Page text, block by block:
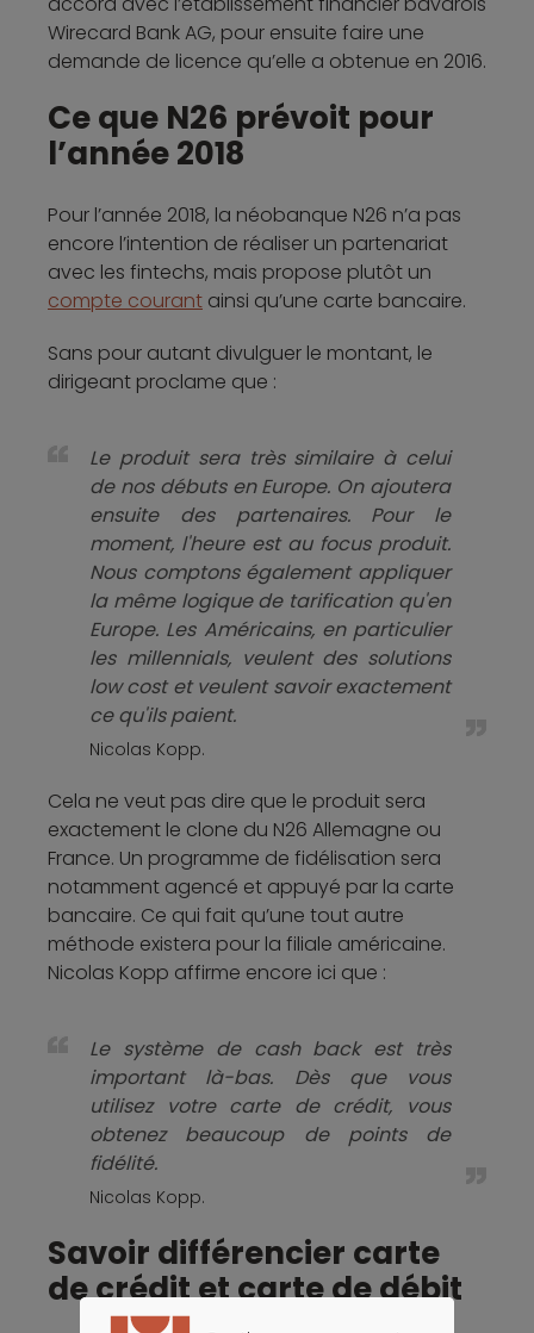
Wirecard Bank AG, pour ensuite faire une
demande de licence qu’elle a obtenue en 2016.
Ce que N26 prévoit pour
l’année 2018
Pour l’année 2018, la néobanque N26 n’a pas
encore l’intention de réaliser un partenariat
avec les fintechs, mais propose plutôt un
compte courant ainsi qu’une carte bancaire.
Sans pour autant divulguer le montant, le
dirigeant proclame que :
Le produit sera très similaire à celui
de nos débuts en Europe. On ajoutera
ensuite des partenaires. Pour le
moment, l'heure est au focus produit.
Nous comptons également appliquer
la même logique de tarification qu'en
Europe. Les Américains, en particulier
les millennials, veulent des solutions
low cost et veulent savoir exactement
ce qu'ils paient.
Nicolas Kopp.
Cela ne veut pas dire que le produit sera
exactement le clone du N26 Allemagne ou
France. Un programme de fidélisation sera
notamment agencé et appuyé par la carte
bancaire. Ce qui fait qu’une tout autre
méthode existera pour la filiale américaine.
Nicolas Kopp affirme encore ici que :
Le système de cash back est très
important là-bas. Dès que vous
utilisez votre carte de crédit, vous
obtenez beaucoup de points de
fidélité.
Nicolas Kopp.
Savoir différencier carte
de crédit et carte de débit